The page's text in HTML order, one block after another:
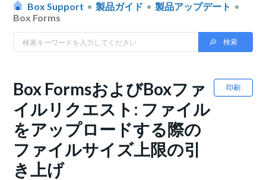
Box Support 製品ガイド
製品アップデート
Box Forms
印刷
Box FormsおよびBoxファ
イルリクエスト: ファイル
をアップロードする際の
ファイルサイズ上限の引
き上げ